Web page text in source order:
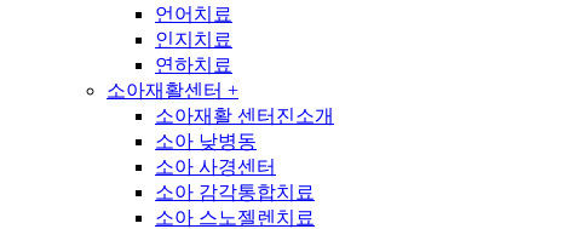
언어치료
인지치료
연하치료
소아재활센터 +
소아재활 센터진소개
소아 낮병동
소아 사경센터
소아 감각통합치료
소아 스노젤렌치료